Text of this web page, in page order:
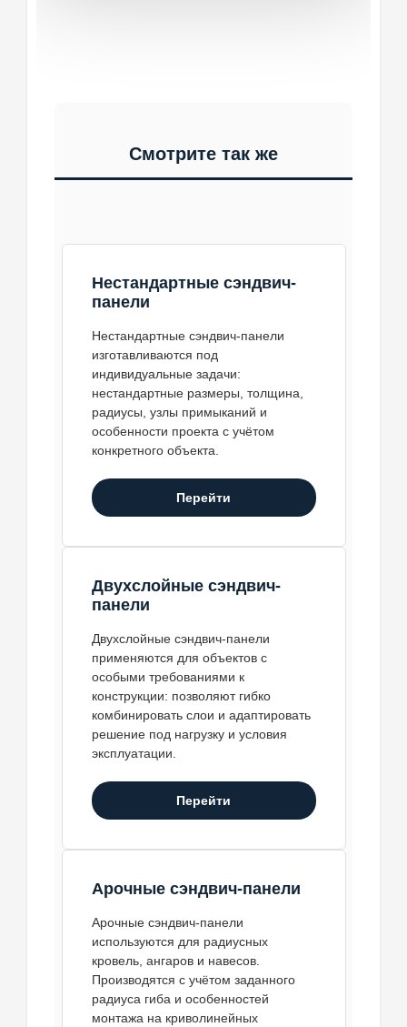
Смотрите так же
Нестандартные сэндвич-
панели
Нестандартные сэндвич-панели
изготавливаются под
индивидуальные задачи:
нестандартные размеры, толщина,
радиусы, узлы примыканий и
особенности проекта с учётом
конкретного объекта.
Перейти
Двухслойные сэндвич-
панели
Двухслойные сэндвич-панели
применяются для объектов с
особыми требованиями к
конструкции: позволяют гибко
комбинировать слои и адаптировать
решение под нагрузку и условия
эксплуатации.
Перейти
Арочные сэндвич-панели
Арочные сэндвич-панели
используются для радиусных
кровель, ангаров и навесов.
Производятся с учётом заданного
радиуса гиба и особенностей
монтажа на криволинейных